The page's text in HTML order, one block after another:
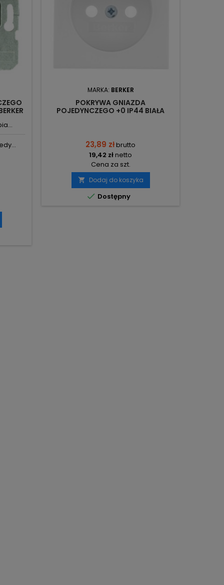
MARKA: BERKER
POKRYWA GNIAZDA
POJEDYNCZEGO +0 IP44 BIAŁA
23,89 złbrutto
19,42 złnetto
Cena za szt.
 Dodaj do koszyka
 Dostępny